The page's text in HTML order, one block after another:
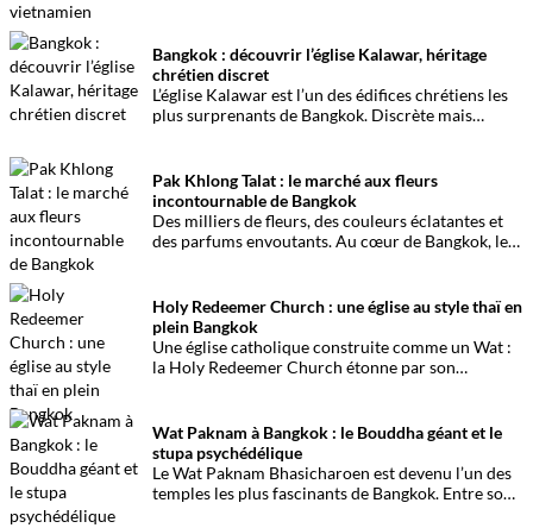
vietnamienne dans la capitale.
Bangkok : découvrir l’église Kalawar, héritage
chrétien discret
L’église Kalawar est l’un des édifices chrétiens les
plus surprenants de Bangkok. Discrète mais
Pak Khlong Talat : le marché aux fleurs
incontournable de Bangkok
Des milliers de fleurs, des couleurs éclatantes et
des parfums envoutants. Au cœur de Bangkok, le
Holy Redeemer Church : une église au style thaï en
plein Bangkok
Une église catholique construite comme un Wat :
la Holy Redeemer Church étonne par son
Wat Paknam à Bangkok : le Bouddha géant et le
stupa psychédélique
Le Wat Paknam Bhasicharoen est devenu l’un des
temples les plus fascinants de Bangkok. Entre son